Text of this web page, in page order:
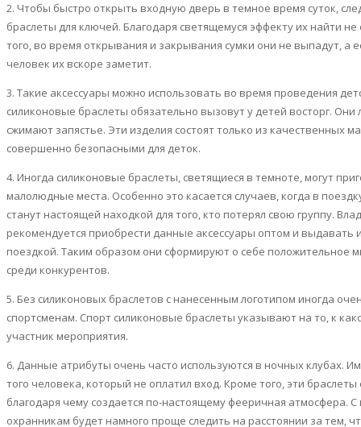
2. Чтобы быстро открыть входную дверь в темное время суток,
браслеты для ключей. Благодаря светящемуся эффекту их найти не
того, во время открывания и закрывания сумки они не выпадут, а
человек их вскоре заметит.
3. Такие аксессуары можно использовать во время проведения
силиконовые браслеты обязательно вызовут у детей восторг. Они
сжимают запястье. Эти изделия состоят только из качественных
совершенно безопасными для деток.
4. Иногда силиконовые браслеты, светящиеся в темноте, могут
малолюдные места. Особенно это касается случаев, когда в
станут настоящей находкой для того, кто потерял свою группу.
рекомендуется приобрести данные аксессуары оптом и выдавать
поездкой. Таким образом они сформируют о себе положительное
среди конкурентов.
5. Без силиконовых браслетов с нанесенным логотипом иногда
спортсменам. Спорт силиконовые браслеты указывают на то, к
участник мероприятия.
6. Данные атрибуты очень часто используются в ночных клубах.
того человека, который не оплатил вход. Кроме того, эти
благодаря чему создается по-настоящему фееричная атмосфера.
охранникам будет намного проще следить на расстоянии за тем,